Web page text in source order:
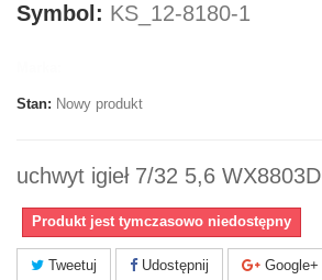
Symbol: KS_12-8180-1
Stan: Nowy produkt
uchwyt igieł 7/32 5,6 WX8803D
Produkt jest tymczasowo niedostępny
Tweetuj Udostępnij Google+